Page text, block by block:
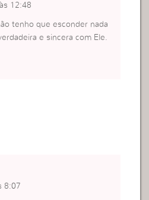
12:48
tenho que esconder nada
e sincera com Ele.
8:07